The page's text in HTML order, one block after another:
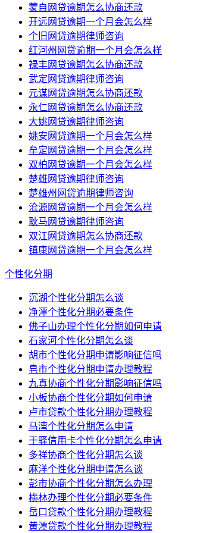
蒙自网贷逾期怎么协商还款
开远网贷逾期一个月会怎么样
个旧网贷逾期律师咨询
红河州网贷逾期一个月会怎么样
禄丰网贷逾期怎么协商还款
武定网贷逾期律师咨询
元谋网贷逾期怎么协商还款
永仁网贷逾期怎么协商还款
大姚网贷逾期律师咨询
姚安网贷逾期一个月会怎么样
牟定网贷逾期一个月会怎么样
双柏网贷逾期一个月会怎么样
楚雄网贷逾期律师咨询
楚雄州网贷逾期律师咨询
沧源网贷逾期一个月会怎么样
耿马网贷逾期律师咨询
双江网贷逾期怎么协商还款
镇康网贷逾期一个月会怎么样
个性化分期
沉湖个性化分期怎么谈
净潭个性化分期必要条件
佛子山办理个性化分期如何申请
石家河个性化分期怎么谈
胡市个性化分期申请影响征信吗
皂市个性化分期申请办理教程
九真协商个性化分期影响征信吗
小板协商个性化分期如何申请
卢市贷款个性化分期办理教程
马湾个性化分期怎么申请
干驿信用卡个性化分期怎么申请
多祥协商个性化分期怎么谈
麻洋个性化分期申请怎么谈
彭市协商个性化分期怎么办理
横林办理个性化分期必要条件
岳口贷款个性化分期办理教程
黄潭贷款个性化分期办理教程